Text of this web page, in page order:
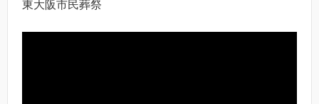
東大阪市民葬祭